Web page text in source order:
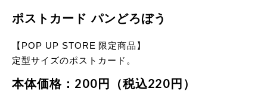
ポストカード パンどろぼう
【POP UP STORE 限定商品】
定型サイズのポストカード。
本体価格：200円（税込220円）